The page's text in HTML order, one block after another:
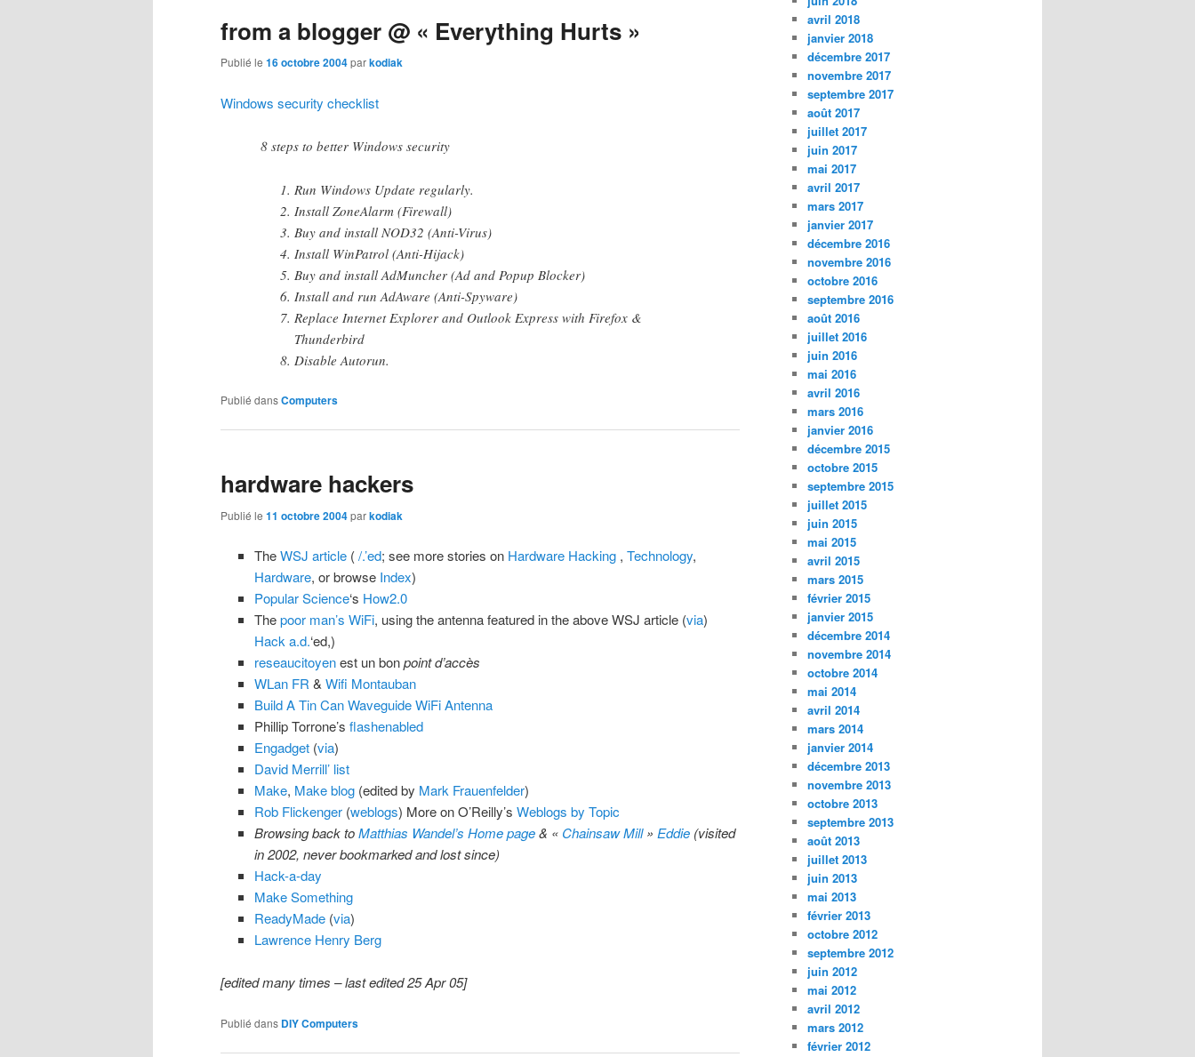
from a blogger @ « Everything Hurts »
Publié le 16 octobre 2004parkodiak
Windows security checklist
8 steps to better Windows security
Run Windows Update regularly.
Install ZoneAlarm (Firewall)
Buy and install NOD32 (Anti-Virus)
Install WinPatrol (Anti-Hijack)
Buy and install AdMuncher (Ad and Popup Blocker)
Install and run AdAware (Anti-Spyware)
Replace Internet Explorer and Outlook Express with Firefox &
Thunderbird
Disable Autorun.
Publié dansComputers
hardware hackers
Publié le 11 octobre 2004parkodiak
TheWSJ article(/.’ed; see more stories on Hardware Hacking , Technology,
Hardware, or browse Index)
Popular Science‘s How2.0
Thepoor man’s WiFi, using the antenna featured in the above WSJ article (via)
Hack a.d.‘ed,)
reseaucitoyenest un bonpoint d’accès
WLan FR & Wifi Montauban
Build A Tin Can Waveguide WiFi Antenna
Phillip Torrone’s flashenabled
Engadget(via)
David Merrill’ list
Make, Make blog(edited by Mark Frauenfelder)
Rob Flickenger(weblogs) More on O’Reilly’s Weblogs by Topic
Browsing back toMatthias Wandel’s Home page& « Chainsaw Mill» Eddie(visited
in 2002, never bookmarked and lost since)
Hack-a-day
Make Something
ReadyMade(via)
Lawrence Henry Berg
[edited many times – last edited 25 Apr 05]
Publié dans DIY Computers
avril 2018
janvier 2018
décembre 2017
novembre 2017
septembre 2017
août 2017
juillet 2017
juin 2017
mai 2017
avril 2017
mars 2017
janvier 2017
décembre 2016
novembre 2016
octobre 2016
septembre 2016
août 2016
juillet 2016
juin 2016
mai 2016
avril 2016
mars 2016
janvier 2016
décembre 2015
octobre 2015
septembre 2015
juillet 2015
juin 2015
mai 2015
avril 2015
mars 2015
février 2015
janvier 2015
décembre 2014
novembre 2014
octobre 2014
mai 2014
avril 2014
mars 2014
janvier 2014
décembre 2013
novembre 2013
octobre 2013
septembre 2013
août 2013
juillet 2013
juin 2013
mai 2013
février 2013
octobre 2012
septembre 2012
juin 2012
mai 2012
avril 2012
mars 2012
février 2012